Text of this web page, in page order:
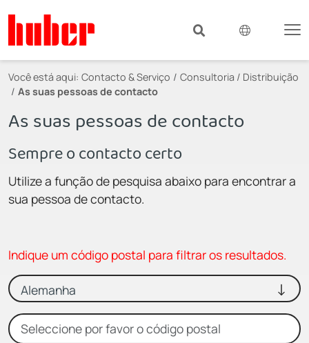
Você está aqui: Contacto & Serviço
Consultoria / Distribuição
As suas pessoas de contacto
As suas pessoas de contacto
Sempre o contacto certo
Utilize a função de pesquisa abaixo para encontrar a
sua pessoa de contacto.
Indique um código postal para filtrar os resultados.